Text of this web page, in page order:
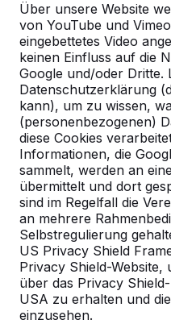
Über unsere Website
von YouTube und
eingebettetes Video
keinen Einfluss auf die
Google und/oder Dritte.
Datenschutzerklärung
kann), um zu wissen,
(personenbezogenen)
diese Cookies
Informationen, die
sammelt, werden an
übermittelt und dort
sind im Regelfall die
an mehrere
Selbstregulierung
US Privacy Shield
Privacy Shield-
über das Privacy
USA zu erhalten und
einzusehen.
Können die
mit Werbung
Ist es unbedingt
unter dem Tisch
Fläche vorhanden
nicht einsinkt?
Wie schwer sind
Bänke aus Beton?
Welche Vorteile
aus Beton für
HeBlad?